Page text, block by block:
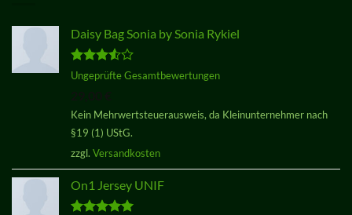
Daisy Bag Sonia by Sonia Rykiel
Bewertet
Ungeprüfte Gesamtbewertungen
Kein Mehrwertsteuerausweis, da Kleinunternehmer nach
§19 (1) UStG.
zzgl. Versandkosten
On1 Jersey UNIF